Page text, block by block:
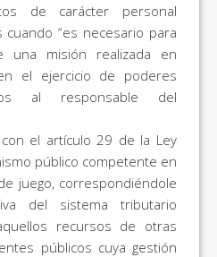
de carácter personal
“es necesario para
una misión realizada en
el ejercicio de poderes
al responsable del
con el artículo 29 de la Ley
público competente en
juego, correspondiéndole
del sistema tributario
recursos de otras
públicos cuya gestión